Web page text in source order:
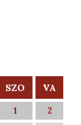
SZO VA
1
2